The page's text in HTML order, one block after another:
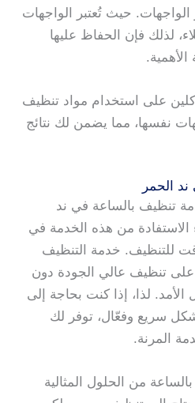
حيث تُعتبر الواجهات
لذلك فإن الحفاظ عليها
على استخدام مواد تنظيف
نفسها، مما يضمن لك نتائج
الحمر
تنظيف بالساعة في ند
الاستفادة من هذه الخدمة في
للتنظيف. خدمة التنظيف
على تنظيف عالي الجودة دون
الأمد. لذا، إذا كنت بحاجة إلى
سريع وفعّال، توفر لك
المرنة.
من الحلول المثالية